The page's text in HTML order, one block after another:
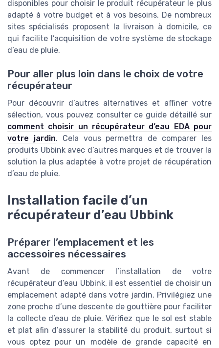
disponibles pour choisir le produit récupérateur le plus
adapté à votre budget et à vos besoins. De nombreux
sites spécialisés proposent la livraison à domicile, ce
qui facilite l’acquisition de votre système de stockage
d’eau de pluie.
Pour aller plus loin dans le choix de votre
récupérateur
Pour découvrir d’autres alternatives et affiner votre
sélection, vous pouvez consulter ce guide détaillé sur
comment choisir un récupérateur d’eau EDA pour
votre jardin. Cela vous permettra de comparer les
produits Ubbink avec d’autres marques et de trouver la
solution la plus adaptée à votre projet de récupération
d’eau de pluie.
Installation facile d’un
récupérateur d’eau Ubbink
Préparer l’emplacement et les
accessoires nécessaires
Avant de commencer l’installation de votre
récupérateur d’eau Ubbink, il est essentiel de choisir un
emplacement adapté dans votre jardin. Privilégiez une
zone proche d’une descente de gouttière pour faciliter
la collecte d’eau de pluie. Vérifiez que le sol est stable
et plat afin d’assurer la stabilité du produit, surtout si
vous optez pour un modèle de grande capacité en